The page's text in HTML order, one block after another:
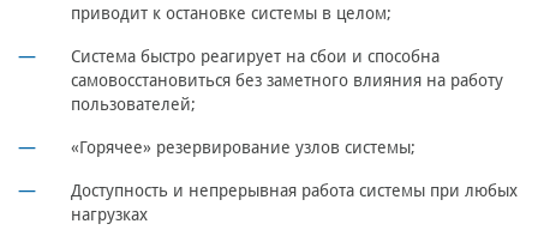
приводит к остановке системы в целом;
Система быстро реагирует на сбои и способна
самовосстановиться без заметного влияния на работу
пользователей;
«Горячее» резервирование узлов системы;
Доступность и непрерывная работа системы при любых
нагрузках